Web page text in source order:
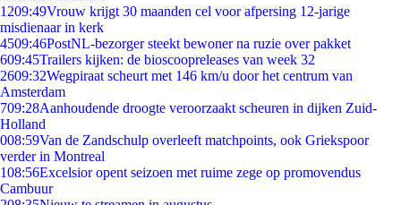
1209:49Vrouw krijgt 30 maanden cel voor afpersing 12-jarige
misdienaar in kerk
4509:46PostNL-bezorger steekt bewoner na ruzie over pakket
609:45Trailers kijken: de bioscoopreleases van week 32
2609:32Wegpiraat scheurt met 146 km/u door het centrum van
Amsterdam
709:28Aanhoudende droogte veroorzaakt scheuren in dijken Zuid-
Holland
008:59Van de Zandschulp overleeft matchpoints, ook Griekspoor
verder in Montreal
108:56Excelsior opent seizoen met ruime zege op promovendus
Cambuur